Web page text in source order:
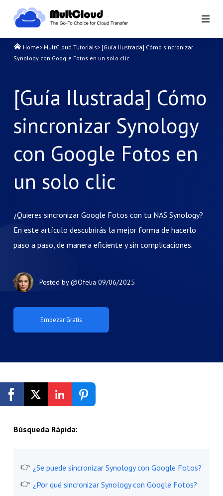
Home> MultCloud Tutorials> [Guía Ilustrada] Cómo sincronizar
Synology con Google Fotos en un solo clic
[Guía Ilustrada] Cómo
sincronizar Synology
con Google Fotos en
un solo clic
¿Quieres sincronizar Google Fotos con tu NAS Synology?
En este artículo descubrirás la mejor forma de hacerlo
paso a paso, de manera eficiente y sin complicaciones.
Empezar Gratis
Posted by@Ofelia 09/06/2025
Búsqueda Rápida:
¿Se puede sincronizar Synology con Google Fotos?
¿Por qué sincronizar Synology con Google Fotos?